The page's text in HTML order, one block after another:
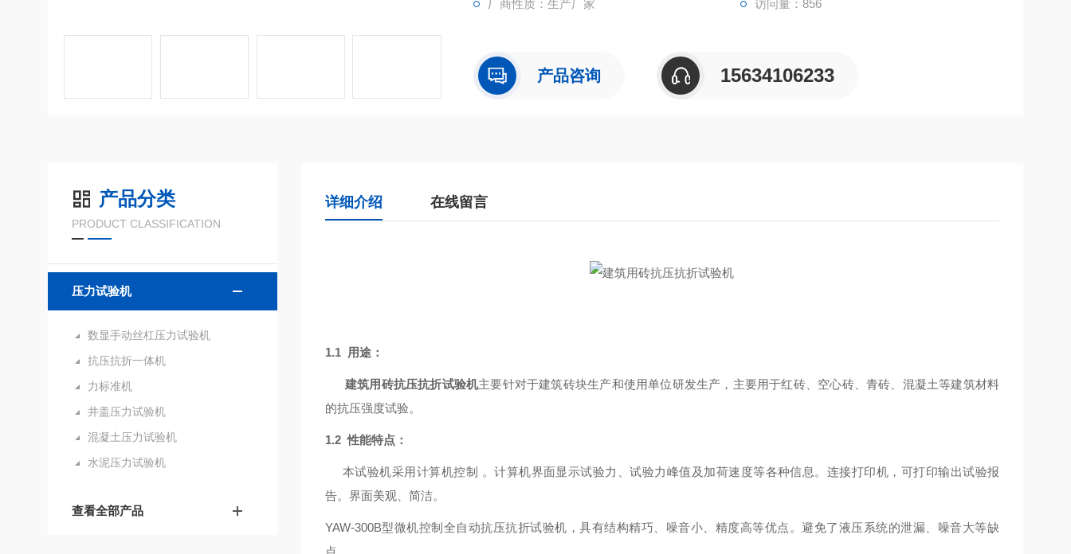
厂商性质：生产厂家 访问量：856
产品咨询 15634106233
产品分类
PRODUCT CLASSIFICATION
压力试验机
数显手动丝杠压力试验机
抗压抗折一体机
力标准机
井盖压力试验机
混凝土压力试验机
水泥压力试验机
查看全部产品
详细介绍 在线留言
1.1 用途：
建筑用砖抗压抗折试验机主要针对于建筑砖块生产和使用单位研发生产，主要用于红砖、空心砖、青砖、混凝土等建筑材料
的抗压强度试验。
1.2 性能特点：
本试验机采用计算机控制 。计算机界面显示试验力、试验力峰值及加荷速度等各种信息。连接打印机，可打印输出试验报
告。界面美观、简洁。
YAW-300B型微机控制全自动抗压抗折试验机，具有结构精巧、噪音小、精度高等优点。避免了液压系统的泄漏、噪音大等缺
点。